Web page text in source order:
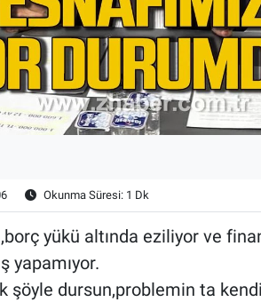
Okunma Süresi: 1 Dk
yükü altında eziliyor ve
yapamıyor.
şöyle dursun,problemin ta